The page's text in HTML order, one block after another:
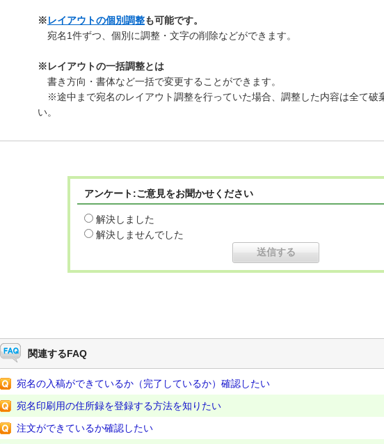
※レイアウトの個別調整も可能です。
宛名1件ずつ、個別に調整・文字の削除などができます。
※レイアウトの一括調整とは
書き方向・書体など一括で変更することができます。
※途中まで宛名のレイアウト調整を行っていた場合、調整した内容は全て破
い。
アンケート:ご意見をお聞かせください
解決しました
解決しませんでした
関連するFAQ
宛名の入稿ができているか（完了しているか）確認したい
宛名印刷用の住所録を登録する方法を知りたい
注文ができているか確認したい